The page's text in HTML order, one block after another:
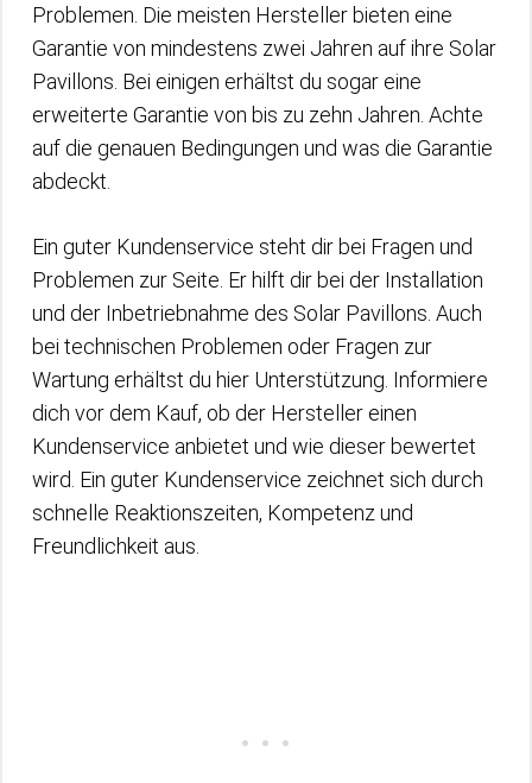
Problemen. Die meisten Hersteller bieten eine
Garantie von mindestens zwei Jahren auf ihre Solar
Pavillons. Bei einigen erhältst du sogar eine
erweiterte Garantie von bis zu zehn Jahren. Achte
auf die genauen Bedingungen und was die Garantie
abdeckt.
Ein guter Kundenservice steht dir bei Fragen und
Problemen zur Seite. Er hilft dir bei der Installation
und der Inbetriebnahme des Solar Pavillons. Auch
bei technischen Problemen oder Fragen zur
Wartung erhältst du hier Unterstützung. Informiere
dich vor dem Kauf, ob der Hersteller einen
Kundenservice anbietet und wie dieser bewertet
wird. Ein guter Kundenservice zeichnet sich durch
schnelle Reaktionszeiten, Kompetenz und
Freundlichkeit aus.